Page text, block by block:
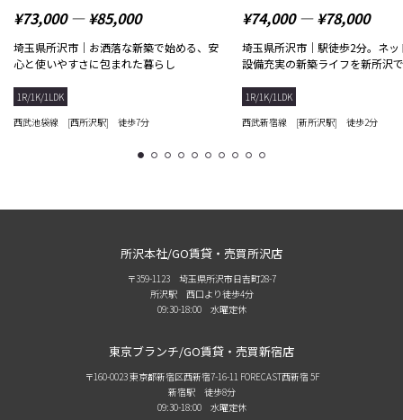
¥73,000 ― ¥85,000
埼玉県所沢市｜お洒落な新築で始める、安
心と使いやすさに包まれた暮らし
1R/1K/1LDK
西武池袋線 [西所沢駅] 徒歩7分
¥74,000 ― ¥78,000
埼玉県所沢市｜駅徒歩2分。ネッ
設備充実の新築ライフを新所沢
1R/1K/1LDK
西武新宿線 [新所沢駅] 徒歩2分
1 2 3 4 5 6 7 8 9 10
所沢本社/GO賃貸・売買所沢店
〒359-1123 埼玉県所沢市日吉町28-7
所沢駅 西口より徒歩4分
09:30-18:00 水曜定休
東京ブランチ/GO賃貸・売買新宿店
〒160-0023 東京都新宿区西新宿7-16-11 FORECAST西新宿 5F
新宿駅 徒歩8分
09:30-18:00 水曜定休